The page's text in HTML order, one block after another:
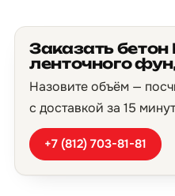
Заказать
ленточного
Назовите объём —
с доставкой за 15
+7 (812) 703-81-81